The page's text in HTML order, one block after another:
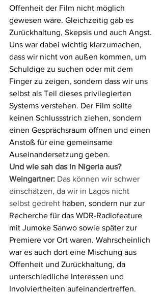
Offenheit der Film nicht möglich
gewesen wäre. Gleichzeitig gab es
Zurückhaltung, Skepsis und auch Angst.
Uns war dabei wichtig klarzumachen,
dass wir nicht von außen kommen, um
Schuldige zu suchen oder mit dem
Finger zu zeigen, sondern dass wir uns
selbst als Teil dieses privilegierten
Systems verstehen. Der Film sollte
keinen Schlussstrich ziehen, sondern
einen Gesprächsraum öffnen und einen
Anstoß für eine gemeinsame
Auseinandersetzung geben.
Und wie sah das in Nigeria aus?
Weingartner: Das können wir schwer
einschätzen, da wir in Lagos nicht
selbst gedreht haben, sondern nur zur
Recherche für das WDR-Radiofeature
mit Jumoke Sanwo sowie später zur
Premiere vor Ort waren. Wahrscheinlich
war es auch dort eine Mischung aus
Offenheit und Zurückhaltung, da
unterschiedliche Interessen und
Involviertheiten aufeinandertreffen.